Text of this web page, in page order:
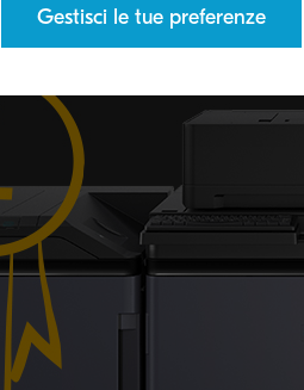
Gestisci le tue preferenze